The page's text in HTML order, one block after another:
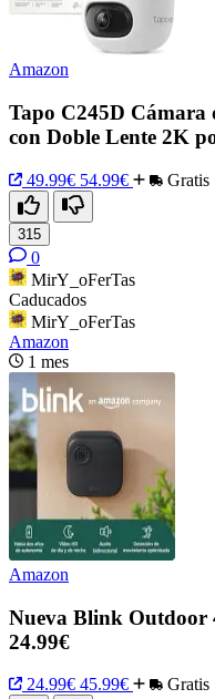
Amazon
Tapo C245D
con Doble Lente 2K
49.99€ 54.99€ Gratis
315
0
MirY_oFerTas
Caducados
MirY_oFerTas
Amazon
1 mes
Amazon
Nueva Blink
24.99€
24.99€ 45.99€ Gratis